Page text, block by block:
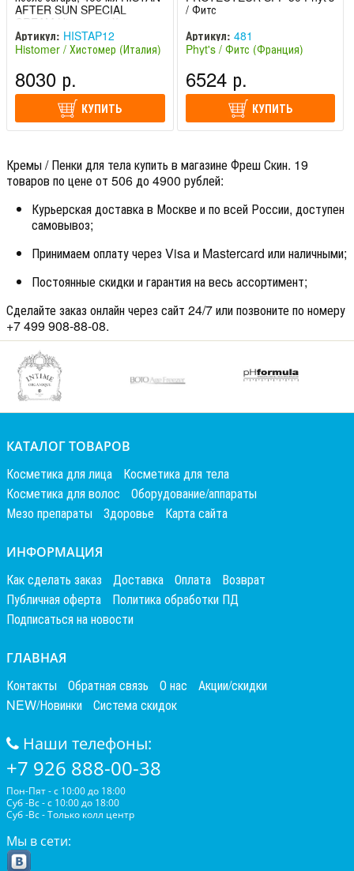
AFTER SUN SPECIAL
CREAM Histomer / Хистомер
Артикул: HISTAP12
Histomer / Хистомер (Италия)
8030 р.
КУПИТЬ
/ Фитс
Артикул: 481
Phyt's / Фитс (Франция)
6524 р.
КУПИТЬ
Кремы / Пенки для тела купить в магазине Фреш Скин. 19
товаров по цене от 506 до 4900 рублей:
Курьерская доставка в Москве и по всей России, доступен
самовывоз;
Принимаем оплату через Visa и Mastercard или наличными;
Постоянные скидки и гарантия на весь ассортимент;
Сделайте заказ онлайн через сайт 24/7 или позвоните по номеру
+7 499 908-88-08.
КАТАЛОГ ТОВАРОВ
Косметика для лица
Косметика для тела
Косметика для волос
Оборудование/аппараты
Мезо препараты
Здоровье Карта сайта
ИНФОРМАЦИЯ
Как сделать заказ Доставка Оплата
Возврат
Публичная оферта
Политика обработки ПД
Подписаться на новости
ГЛАВНАЯ
Контакты Обратная связь О нас
Акции/скидки
NEW/Новинки
Система скидок
Наши телефоны:
+7 926 888-00-38
Пон-Пят - с 10:00 до 18:00
Суб -Вс - с 10:00 до 18:00
Суб -Вс - Только колл центр
Мы в сети: